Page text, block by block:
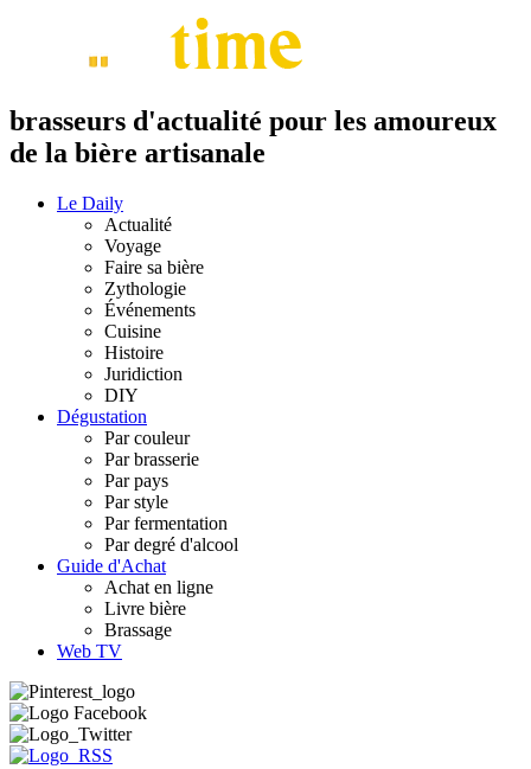
brasseurs d'actualité pour les amoureux
de la bière artisanale
Le Daily
Actualité
Voyage
Faire sa bière
Zythologie
Événements
Cuisine
Histoire
Juridiction
DIY
Dégustation
Par couleur
Par brasserie
Par pays
Par style
Par fermentation
Par degré d'alcool
Guide d'Achat
Achat en ligne
Livre bière
Brassage
Web TV